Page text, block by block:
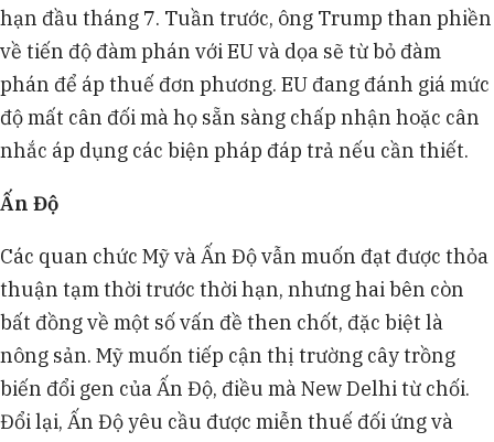
hạn đầu tháng 7. Tuần trước, ông Trump than phiền
về tiến độ đàm phán với EU và dọa sẽ từ bỏ đàm
phán để áp thuế đơn phương. EU đang đánh giá mức
độ mất cân đối mà họ sẵn sàng chấp nhận hoặc cân
nhắc áp dụng các biện pháp đáp trả nếu cần thiết.
Ấn Độ
Các quan chức Mỹ và Ấn Độ vẫn muốn đạt được thỏa
thuận tạm thời trước thời hạn, nhưng hai bên còn
bất đồng về một số vấn đề then chốt, đặc biệt là
nông sản. Mỹ muốn tiếp cận thị trường cây trồng
biến đổi gen của Ấn Độ, điều mà New Delhi từ chối.
Đổi lại, Ấn Độ yêu cầu được miễn thuế đối ứng và